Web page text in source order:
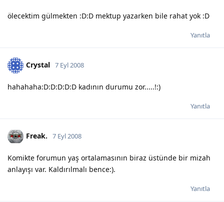
ölecektim gülmekten :D:D mektup yazarken bile rahat yok :D
Yanıtla
Crystal 7 Eyl 2008
hahahaha:D:D:D:D:D kadının durumu zor.....!:)
Yanıtla
Freak. 7 Eyl 2008
Komikte forumun yaş ortalamasının biraz üstünde bir mizah
anlayışı var. Kaldırılmalı bence:).
Yanıtla